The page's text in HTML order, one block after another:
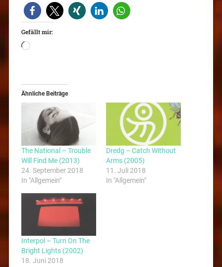
Gefällt mir:
Ähnliche Beiträge
The National – Trouble
Will Find Me (2013)
24. September 2018
In "Allgemein"
Dredg – Catch Without
Arms (2005)
11. Juli 2018
In "Allgemein"
Interpol – Turn On The
Bright Lights (2002)
18. Juni 2018